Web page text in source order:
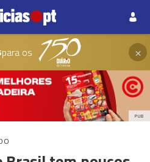
para os ×
PUB